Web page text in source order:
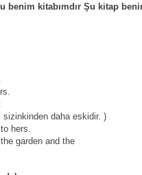
benim kitabımdır Şu kitap
sizinkinden daha eskidir. )
hers.
garden and the